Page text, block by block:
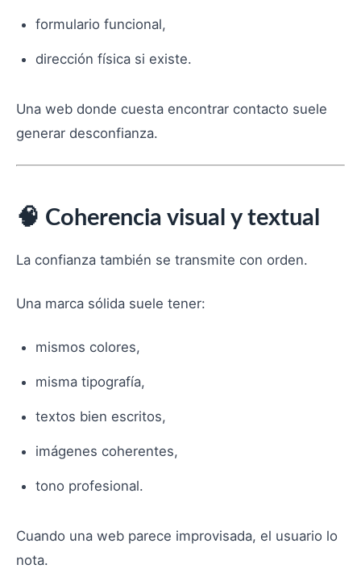
formulario funcional,
dirección física si existe.
Una web donde cuesta encontrar contacto suele
generar desconfianza.
🧠 Coherencia visual y textual
La confianza también se transmite con orden.
Una marca sólida suele tener:
mismos colores,
misma tipografía,
textos bien escritos,
imágenes coherentes,
tono profesional.
Cuando una web parece improvisada, el usuario lo
nota.